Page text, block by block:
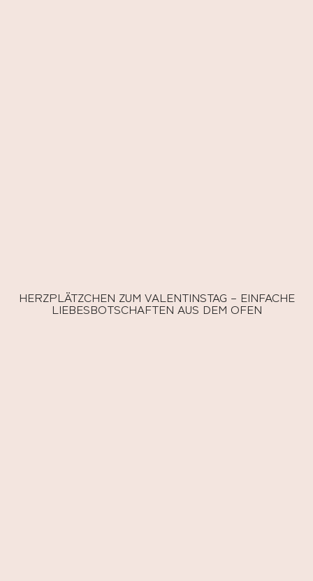
HERZPLÄTZCHEN ZUM VALENTINSTAG – EINFACHE
LIEBESBOTSCHAFTEN AUS DEM OFEN